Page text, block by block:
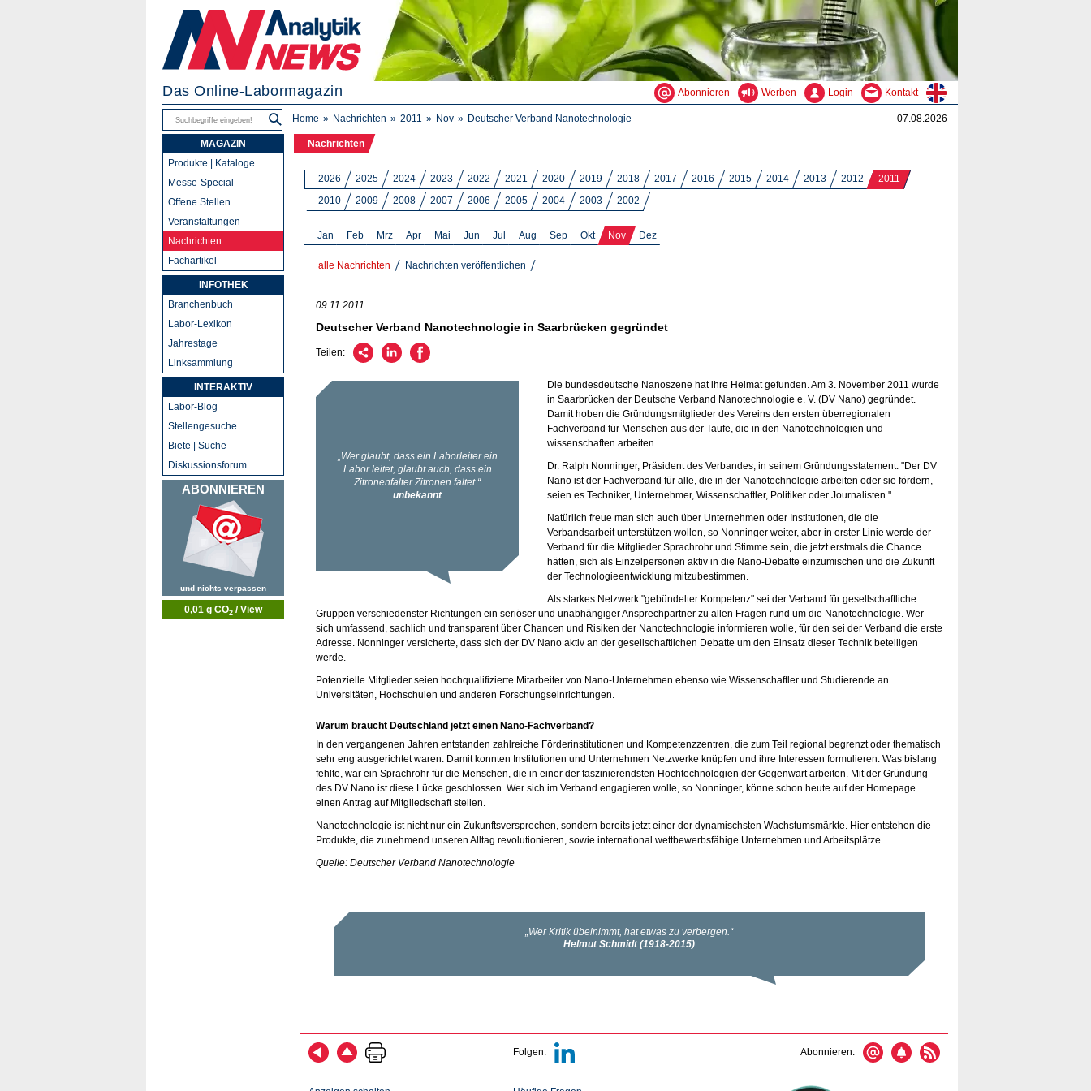
Das Online-Labormagazin Abonnieren Werben Login Kontakt
Home Nachrichten 2011 Nov Deutscher Verband Nanotechnologie 07.08.2026
Nachrichten
2026 2025 2024 2023 2022 2021 2020 2019 2018 2017 2016 2015 2014 2013 2012
2011
2010
2009 2008 2007 2006 2005 2004 2003 2002
Jan Feb Mrz Apr Mai Jun Jul Aug Sep Okt Nov Dez
alle Nachrichten Nachrichten veröffentlichen
09.11.2011
Deutscher Verband Nanotechnologie in Saarbrücken gegründet
Teilen:
Die bundesdeutsche Nanoszene hat ihre Heimat gefunden. Am 3. November 2011 wurde
in Saarbrücken der Deutsche Verband Nanotechnologie e. V. (DV Nano) gegründet.
Damit hoben die Gründungsmitglieder des Vereins den ersten überregionalen
Fachverband für Menschen aus der Taufe, die in den Nanotechnologien und -
wissenschaften arbeiten.
Dr. Ralph Nonninger, Präsident des Verbandes, in seinem Gründungsstatement: "Der DV
Nano ist der Fachverband für alle, die in der Nanotechnologie arbeiten oder sie fördern,
seien es Techniker, Unternehmer, Wissenschaftler, Politiker oder Journalisten."
Natürlich freue man sich auch über Unternehmen oder Institutionen, die die
Verbandsarbeit unterstützen wollen, so Nonninger weiter, aber in erster Linie werde der
Verband für die Mitglieder Sprachrohr und Stimme sein, die jetzt erstmals die Chance
hätten, sich als Einzelpersonen aktiv in die Nano-Debatte einzumischen und die Zukunft
der Technologieentwicklung mitzubestimmen.
Als starkes Netzwerk "gebündelter Kompetenz" sei der Verband für gesellschaftliche
Gruppen verschiedenster Richtungen ein seriöser und unabhängiger Ansprechpartner zu allen Fragen rund um die Nanotechnologie. Wer
sich umfassend, sachlich und transparent über Chancen und Risiken der Nanotechnologie informieren wolle, für den sei der Verband die erste
Adresse. Nonninger versicherte, dass sich der DV Nano aktiv an der gesellschaftlichen Debatte um den Einsatz dieser Technik beteiligen
werde.
Potenzielle Mitglieder seien hochqualifizierte Mitarbeiter von Nano-Unternehmen ebenso wie Wissenschaftler und Studierende an
Universitäten, Hochschulen und anderen Forschungseinrichtungen.
Warum braucht Deutschland jetzt einen Nano-Fachverband?
In den vergangenen Jahren entstanden zahlreiche Förderinstitutionen und Kompetenzzentren, die zum Teil regional begrenzt oder thematisch
sehr eng ausgerichtet waren. Damit konnten Institutionen und Unternehmen Netzwerke knüpfen und ihre Interessen formulieren. Was bislang
fehlte, war ein Sprachrohr für die Menschen, die in einer der faszinierendsten Hochtechnologien der Gegenwart arbeiten. Mit der Gründung
des DV Nano ist diese Lücke geschlossen. Wer sich im Verband engagieren wolle, so Nonninger, könne schon heute auf der Homepage
einen Antrag auf Mitgliedschaft stellen.
Nanotechnologie ist nicht nur ein Zukunftsversprechen, sondern bereits jetzt einer der dynamischsten Wachstumsmärkte. Hier entstehen die
Produkte, die zunehmend unseren Alltag revolutionieren, sowie international wettbewerbsfähige Unternehmen und Arbeitsplätze.
Quelle: Deutscher Verband Nanotechnologie
Folgen: Abonnieren:
MAGAZIN
Produkte | Kataloge
Messe-Special
Offene Stellen
Veranstaltungen
Nachrichten
Fachartikel
INFOTHEK
Branchenbuch
Labor-Lexikon
Jahrestage
Linksammlung
INTERAKTIV
Labor-Blog
Stellengesuche
Biete | Suche
Diskussionsforum
ABONNIEREN
und nichts verpassen
0,01 g CO2 / View